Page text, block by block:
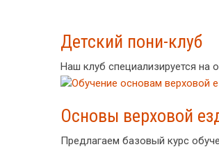
Детский пони-клуб
Наш клуб специализируется на
Основы верховой
Предлагаем базовый курс